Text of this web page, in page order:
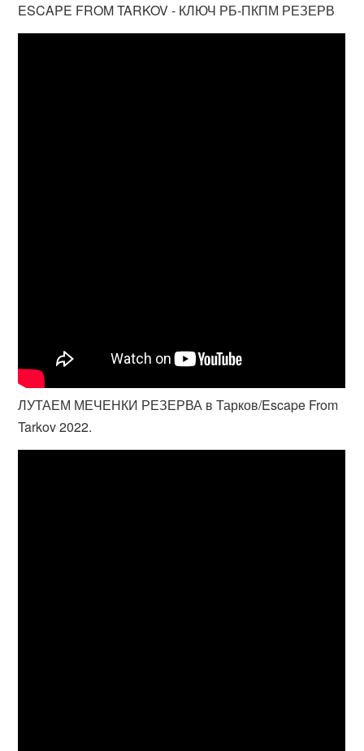
ESCAPE FROM TARKOV - КЛЮЧ РБ-ПКПМ РЕЗЕРВ
ЛУТАЕМ МЕЧЕНКИ РЕЗЕРВА в Тарков/Escape From
Tarkov 2022.